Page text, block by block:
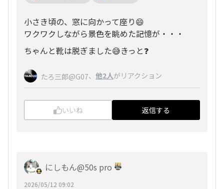
小さき頃の、窓に向かって座り😄
ワクワクしながら景色を眺めた記憶が・・・
ちゃんと靴は脱ぎました😅きっと❓
たろ三郎@G07、 他2人がリアクション
いいね 返信する
にしもん@50s pro
2026/05/12 09:02